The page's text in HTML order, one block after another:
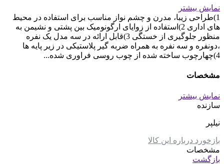
نمایش بیشتر
1)طراحی زیبا، مدرن و چشم نواز مناسب برای استفاده در محیط
های اداری 2)استفاده از زوایای ارگونومیک بین پشتی و نشیمن به
منظور جلوگیری از خستگی 3)قابل ارائه در سه مدل یک نفره
،دونفره و سه نفره به همراه ضربه گیر پلاستیکی در زیر پایه ها
4)چهارچوب ساخته شده از چوب روسی فراوری شده...
مشخصات
نمایش بیشتر
سازنده
نیلپر
بازخورد درباره این کالا
مشخصات
بازگشت